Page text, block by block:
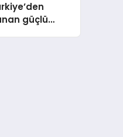
güçlü